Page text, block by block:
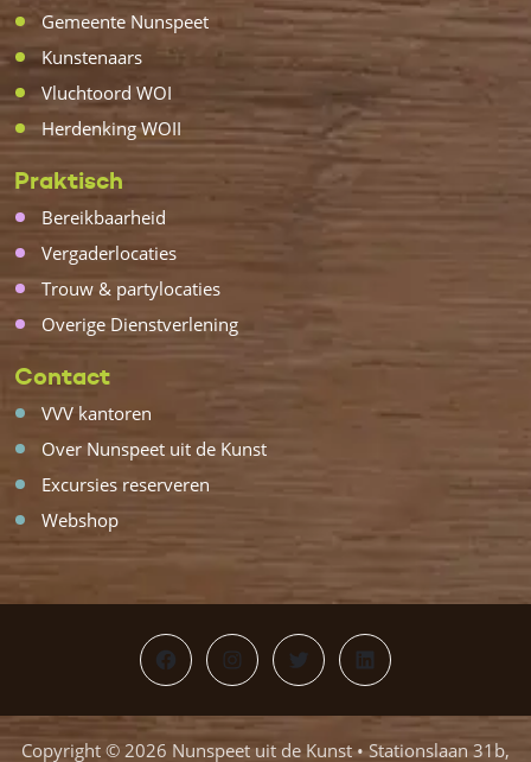
Gemeente Nunspeet
Kunstenaars
Vluchtoord WOI
Herdenking WOII
Praktisch
Bereikbaarheid
Vergaderlocaties
Trouw & partylocaties
Overige Dienstverlening
Contact
VVV kantoren
Over Nunspeet uit de Kunst
Excursies reserveren
Webshop
FacebookInstagram
TwitterLinkedIn
Copyright © 2026 Nunspeet uit de Kunst • Stationslaan 31b,